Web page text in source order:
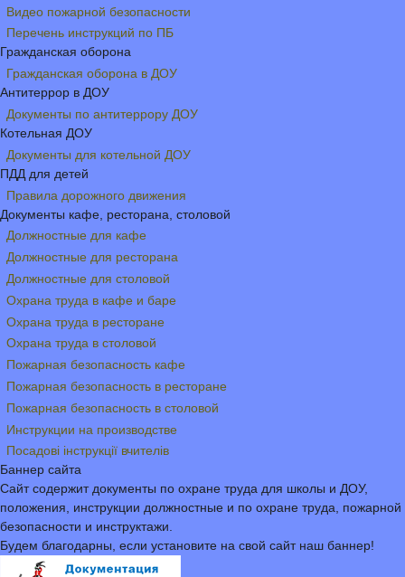
Видео пожарной безопасности
Перечень инструкций по ПБ
Гражданская оборона
Гражданская оборона в ДОУ
Антитеррор в ДОУ
Документы по антитеррору ДОУ
Котельная ДОУ
Документы для котельной ДОУ
ПДД для детей
Правила дорожного движения
Документы кафе, ресторана, столовой
Должностные для кафе
Должностные для ресторана
Должностные для столовой
Охрана труда в кафе и баре
Охрана труда в ресторане
Охрана труда в столовой
Пожарная безопасность кафе
Пожарная безопасность в ресторане
Пожарная безопасность в столовой
Инструкции на производстве
Посадові інструкції вчителів
Баннер сайта
Сайт содержит документы по охране труда для школы и ДОУ,
положения, инструкции должностные и по охране труда, пожарной
безопасности и инструктажи.
Будем благодарны, если установите на свой сайт наш баннер!